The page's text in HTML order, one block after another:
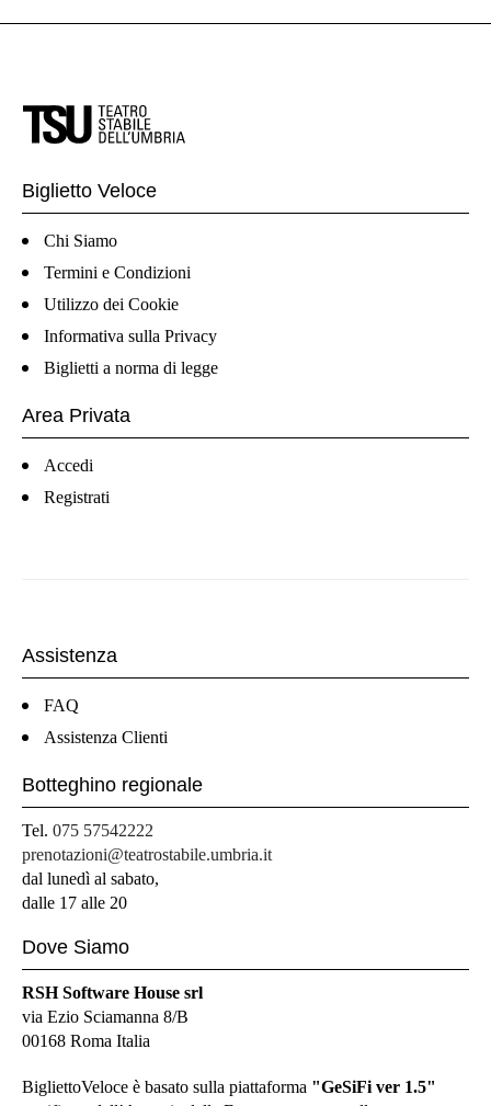
Biglietto Veloce
Chi Siamo
Termini e Condizioni
Utilizzo dei Cookie
Informativa sulla Privacy
Biglietti a norma di legge
Area Privata
Accedi
Registrati
Assistenza
FAQ
Assistenza Clienti
Botteghino regionale
Tel. 075 57542222
prenotazioni@teatrostabile.umbria.it
dal lunedì al sabato,
dalle 17 alle 20
Dove Siamo
RSH Software House srl
via Ezio Sciamanna 8/B
00168 Roma Italia
BigliettoVeloce è basato sulla piattaforma "GeSiFi ver 1.5"